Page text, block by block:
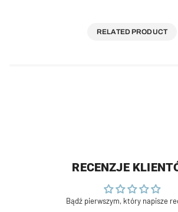
RELATED PRODUCT
RECENZJE
Bądź pierwszym, który napisze